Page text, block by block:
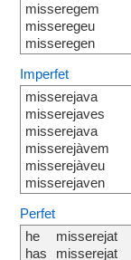
misseregem
misseregeu
misseregen
Imperfet
misserejava
misserejaves
misserejava
misserejàvem
misserejàveu
misserejaven
Perfet
he
has
misserejat
misserejat